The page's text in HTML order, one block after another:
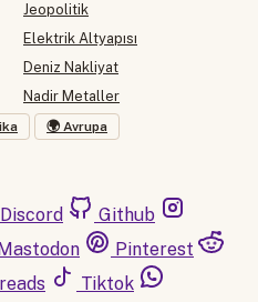
Jeopolitik
Elektrik Altyapısı
Deniz Nakliyat
Nadir Metaller
🌍 Avrupa
Discord
Github
Pinterest
Tiktok